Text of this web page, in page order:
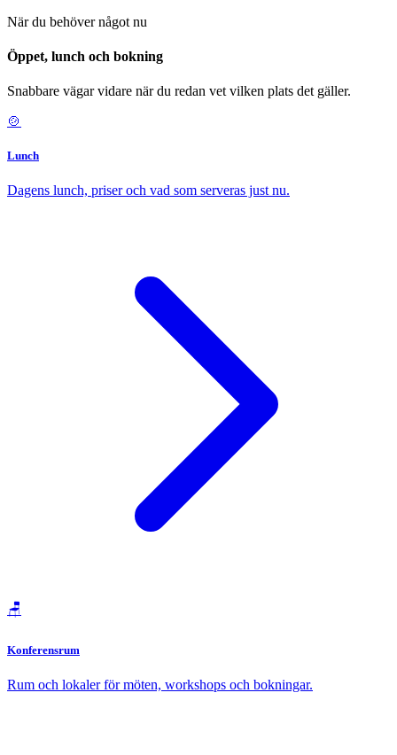
När du behöver något nu
Öppet, lunch och bokning
Snabbare vägar vidare när du redan vet vilken plats det gäller.
🍲
Lunch
Dagens lunch, priser och vad som serveras just nu.
🪑
Konferensrum
Rum och lokaler för möten, workshops och bokningar.